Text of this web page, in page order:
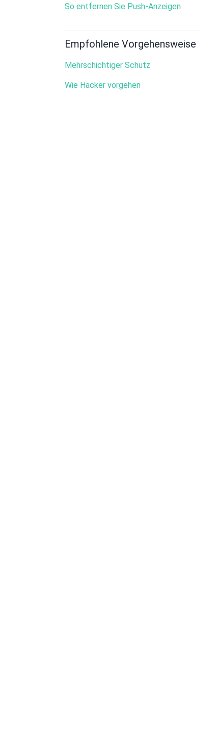
So entfernen Sie Push-Anzeigen
Empfohlene Vorgehensweise
Mehrschichtiger Schutz
Wie Hacker vorgehen